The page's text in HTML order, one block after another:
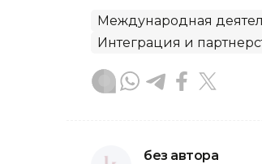
Международная
Интеграция и
без автора